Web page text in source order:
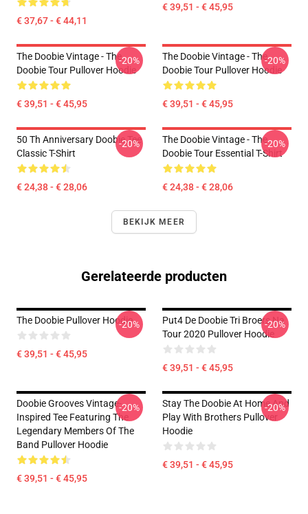
€ 37,67 - € 44,11
€ 39,51 - € 45,95
The Doobie Vintage - The
Doobie Tour Pullover Hoodie
€ 39,51 - € 45,95
-20%
The Doobie Vintage - The
Doobie Tour Pullover Hoodie
€ 39,51 - € 45,95
-20%
50 Th Anniversary Doobie Tee
Classic T-Shirt
€ 24,38 - € 28,06
-20%
The Doobie Vintage - The
Doobie Tour Essential T-Shirt
€ 24,38 - € 28,06
-20%
BEKIJK MEER
Gerelateerde producten
The Doobie Pullover Hoodie
€ 39,51 - € 45,95
-20%
Put4 De Doobie Tri Broers Na
Tour 2020 Pullover Hoodie
€ 39,51 - € 45,95
-20%
Doobie Grooves Vintage-
Inspired Tee Featuring The
Legendary Members Of The
Band Pullover Hoodie
€ 39,51 - € 45,95
-20%
Stay The Doobie At Home And
Play With Brothers Pullover
Hoodie
€ 39,51 - € 45,95
-20%